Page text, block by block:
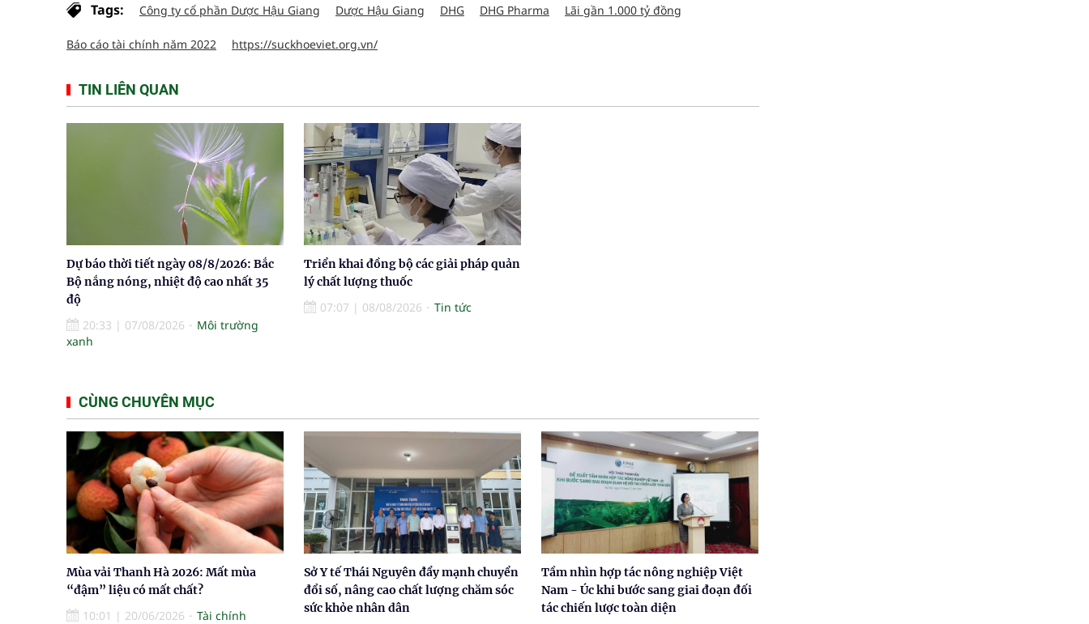
Tags: Công ty cổ phần Dược Hậu Giang Dược Hậu Giang DHG DHG Pharma Lãi gần 1.000 tỷ đồng
Báo cáo tài chính năm 2022 https://suckhoeviet.org.vn/
TIN LIÊN QUAN
Dự báo thời tiết ngày 08/8/2026: Bắc
Bộ nắng nóng, nhiệt độ cao nhất 35
độ
20:33 | 07/08/2026
Môi trường
xanh
Triển khai đồng bộ các giải pháp quản
lý chất lượng thuốc
07:07 | 08/08/2026 Tin tức
CÙNG CHUYÊN MỤC
Mùa vải Thanh Hà 2026: Mất mùa
“đậm” liệu có mất chất?
10:01 | 20/06/2026 Tài chính
Sở Y tế Thái Nguyên đẩy mạnh chuyển
đổi số, nâng cao chất lượng chăm sóc
sức khỏe nhân dân
Tầm nhìn hợp tác nông nghiệp Việt
Nam - Úc khi bước sang giai đoạn đối
tác chiến lược toàn diện